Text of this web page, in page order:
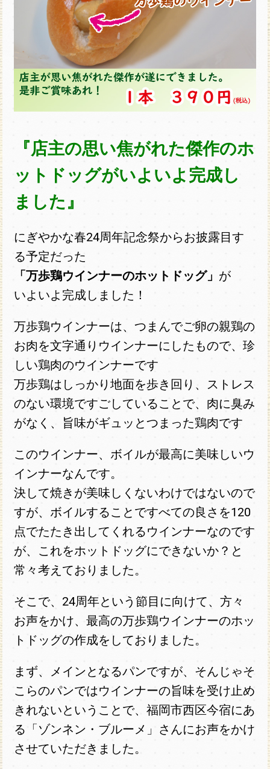
『店主の思い焦がれた傑作のホ
ットドッグがいよいよ完成し
ました』
にぎやかな春24周年記念祭からお披露目す
る予定だった
「万歩鶏ウインナーのホットドッグ」 が
いよいよ完成しました！
万歩鶏ウインナーは、つまんでご卵の親鶏の
お肉を文字通りウインナーにしたもので、珍
しい鶏肉のウインナーです
万歩鶏はしっかり地面を歩き回り、ストレス
のない環境ですごしていることで、肉に臭み
がなく、旨味がギュッとつまった鶏肉です
このウインナー、ボイルが最高に美味しいウ
インナーなんです。
決して焼きが美味しくないわけではないので
すが、ボイルすることですべての良さを120
点でたたき出してくれるウインナーなのです
が、これをホットドッグにできないか？と
常々考えておりました。
そこで、24周年という節目に向けて、方々
お声をかけ、最高の万歩鶏ウインナーのホッ
トドッグの作成をしておりました。
まず、メインとなるパンですが、そんじゃそ
こらのパンではウインナーの旨味を受け止め
きれないということで、福岡市西区今宿にあ
る「ゾンネン・ブルーメ」さんにお声をかけ
させていただきました。